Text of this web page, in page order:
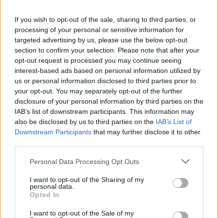
If you wish to opt-out of the sale, sharing to third parties, or
processing of your personal or sensitive information for
targeted advertising by us, please use the below opt-out
section to confirm your selection. Please note that after your
opt-out request is processed you may continue seeing
interest-based ads based on personal information utilized by
us or personal information disclosed to third parties prior to
your opt-out. You may separately opt-out of the further
disclosure of your personal information by third parties on the
IAB’s list of downstream participants. This information may
also be disclosed by us to third parties on the IAB’s List of
Downstream Participants that may further disclose it to other
Personal Data Processing Opt Outs
I want to opt-out of the Sharing of my
personal data.
Opted In
I want to opt-out of the Sale of my
των εκπαιδευτικών.
Η εισαγωγή και αξιοποίηση των Τεχνολογιών
Πληροφοριών και Επικοινωνιών στην εκπαιδευτική
διαδικασία είναι πλέον αναγκαία, καθώς συμβάλλει
καθοριστικά στη δημιουργία ενός σχολείου, καινοτόμου
και ελκυστικού για τους μαθητές. Ειδικότερα, τα
εργαστήρια πληροφορικής θα αξιοποιηθούν τόσο για την
υποστήριξη της διδασκαλίας των μαθημάτων
Πληροφορικής, όσο και για την γενικότερη ενσωμάτωση
εργαστήρια VR αποτελούν μία καινοτόμο παρέμβαση
αξιοποίησης εικονικής και επαυξημένης
πραγματικότητας στην εκπαιδευτική διαδικασία.